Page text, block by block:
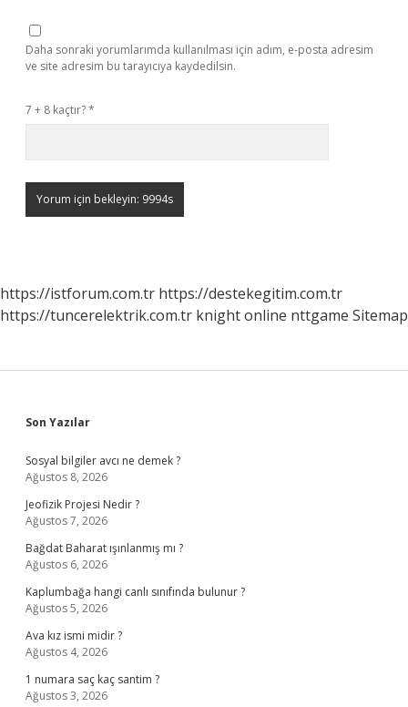
Daha sonraki yorumlarımda kullanılması için adım, e-posta adresim
ve site adresim bu tarayıcıya kaydedilsin.
7 + 8 kaçtır?*
https://istforum.com.tr https://destekegitim.com.tr
https://tuncerelektrik.com.tr knight online nttgame Sitemap
Sidebar
Son Yazılar
Sosyal bilgiler avcı ne demek ?
Ağustos 8, 2026
Jeofizik Projesi Nedir ?
Ağustos 7, 2026
Bağdat Baharat ışınlanmış mı ?
Ağustos 6, 2026
Kaplumbağa hangi canlı sınıfında bulunur ?
Ağustos 5, 2026
Ava kız ismi midir ?
Ağustos 4, 2026
1 numara saç kaç santim ?
Ağustos 3, 2026